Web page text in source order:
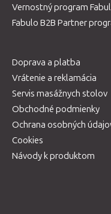
Vernostný program
Fabulo B2B Partner
Doprava a platba
Vrátenie a reklamácia
Servis masážnych stolov
Obchodné podmienky
Ochrana osobných
Cookies
Návody k produktom